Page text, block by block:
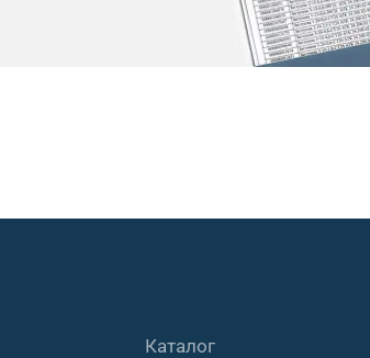
Каталог